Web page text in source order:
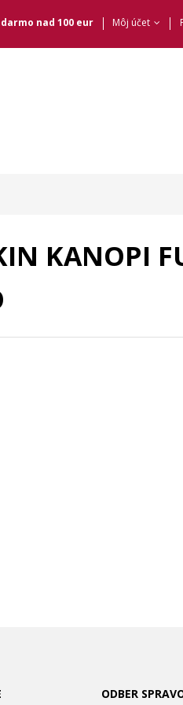
nad 100 eur Môj účet
KANOPI
ODBER